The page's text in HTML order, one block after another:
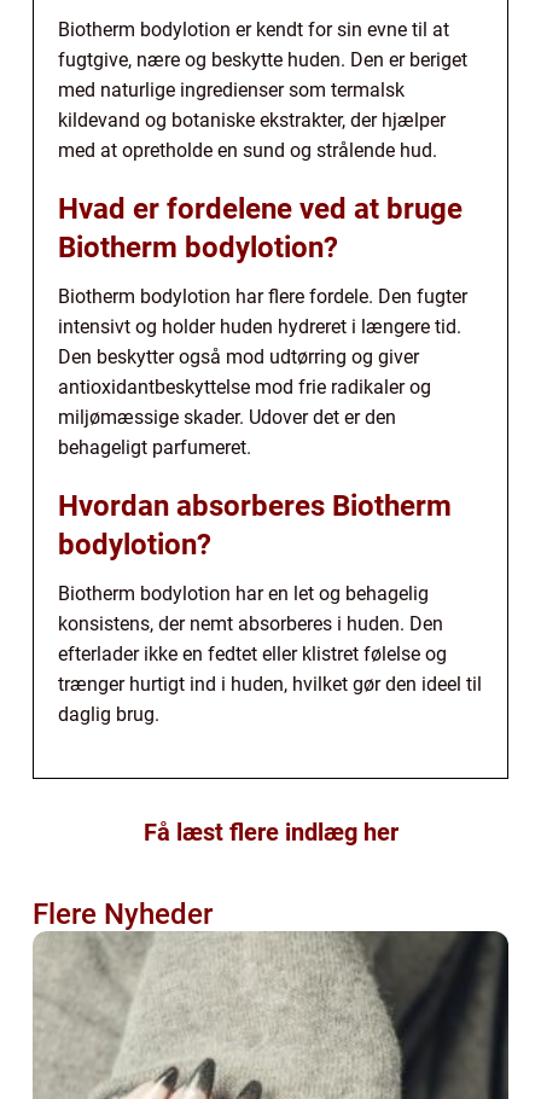
Biotherm bodylotion er kendt for sin evne til at
fugtgive, nære og beskytte huden. Den er beriget
med naturlige ingredienser som termalsk
kildevand og botaniske ekstrakter, der hjælper
med at opretholde en sund og strålende hud.
Hvad er fordelene ved at bruge
Biotherm bodylotion?
Biotherm bodylotion har flere fordele. Den fugter
intensivt og holder huden hydreret i længere tid.
Den beskytter også mod udtørring og giver
antioxidantbeskyttelse mod frie radikaler og
miljømæssige skader. Udover det er den
behageligt parfumeret.
Hvordan absorberes Biotherm
bodylotion?
Biotherm bodylotion har en let og behagelig
konsistens, der nemt absorberes i huden. Den
efterlader ikke en fedtet eller klistret følelse og
trænger hurtigt ind i huden, hvilket gør den ideel til
daglig brug.
Få læst flere indlæg her
Flere Nyheder